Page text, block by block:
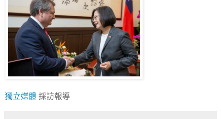
獨立媒體 採訪報導